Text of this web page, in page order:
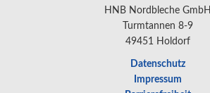
HNB Nordbleche GmbH
Turmtannen 8-9
49451 Holdorf
Datenschutz
Impressum